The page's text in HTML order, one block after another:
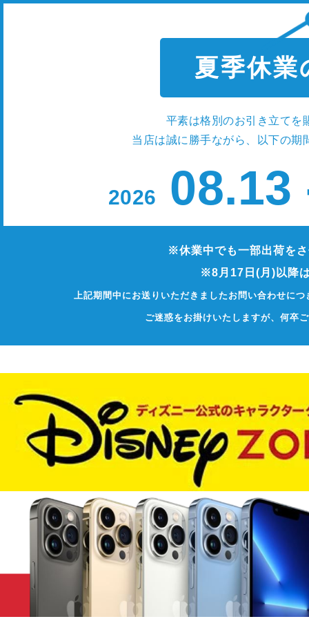
夏季休業
平素は格別のお引き立てを
当店は誠に勝手ながら、以下の期
2026 08.13
※休業中でも一部出荷を
※8月17日(月)以降
上記期間中にお送りいただきましたお問い合わせに
ご迷惑をお掛けいたしますが、何卒